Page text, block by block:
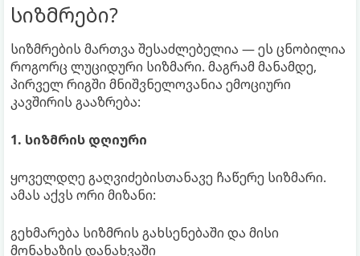
სიზმრები?
სიზმრების მართვა შესაძლებელია — ეს ცნობილია
როგორც ლუციდური სიზმარი. მაგრამ მანამდე,
პირველ რიგში მნიშვნელოვანია ემოციური
კავშირის გააზრება:
1. სიზმრის დღიური
ყოველდღე გაღვიძებისთანავე ჩაწერე სიზმარი.
ამას აქვს ორი მიზანი:
გეხმარება სიზმრის გახსენებაში და მისი
მონახაზის დანახვაში